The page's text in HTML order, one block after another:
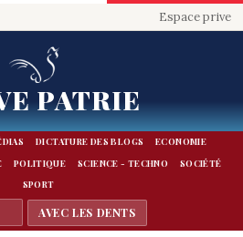
Espace prive
PATRIE
DICTATURE DES BLOGS
ECONOMIE
POLITIQUE SCIENCE - TECHNO
SOCIÉTÉ
SPORT